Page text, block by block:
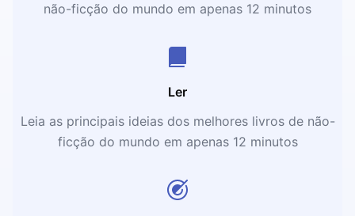
não-ficção do mundo em apenas 12 minutos
Ler
Leia as principais ideias dos melhores livros de não-
ficção do mundo em apenas 12 minutos